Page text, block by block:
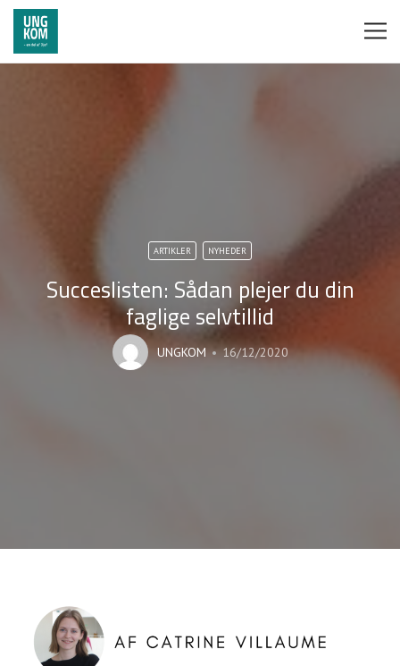
ARTIKLER NYHEDER
Succeslisten: Sådan plejer du din
faglige selvtillid
UNGKOM 16/12/2020